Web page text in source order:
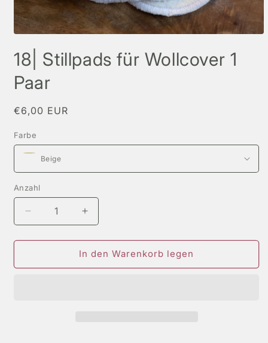
in
Modal
18| Stillpads für Wollcover 1
Paar
Normaler
€6,00 EUR
Farbe
Anzahl
Verringere
die
Menge
18|
Erhöhe
die
Menge
für
18|
In den Warenkorb legen